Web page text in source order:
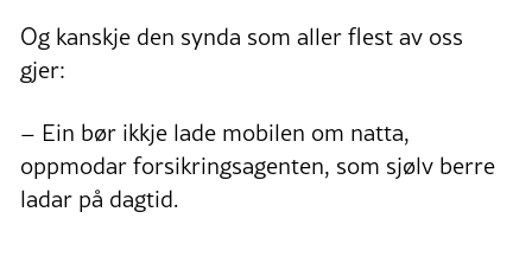
Og kanskje den synda som aller flest av oss
gjer:
– Ein bør ikkje lade mobilen om natta,
oppmodar forsikringsagenten, som sjølv berre
ladar på dagtid.